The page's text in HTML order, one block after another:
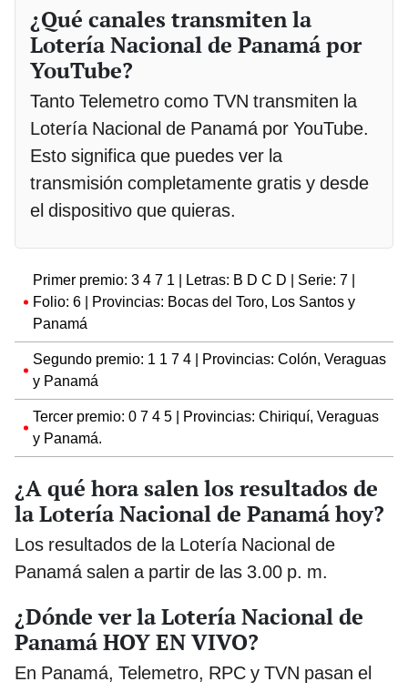
¿Qué canales transmiten la
Lotería Nacional de Panamá por
YouTube?
Tanto Telemetro como TVN transmiten la
Lotería Nacional de Panamá por YouTube.
Esto significa que puedes ver la
transmisión completamente gratis y desde
el dispositivo que quieras.
Primer premio: 3 4 7 1 | Letras: B D C D | Serie: 7 |
Folio: 6 | Provincias: Bocas del Toro, Los Santos y
Panamá
Segundo premio: 1 1 7 4 | Provincias: Colón, Veraguas
y Panamá
Tercer premio: 0 7 4 5 | Provincias: Chiriquí, Veraguas
y Panamá.
¿A qué hora salen los resultados de
la Lotería Nacional de Panamá hoy?
Los resultados de la Lotería Nacional de
Panamá salen a partir de las 3.00 p. m.
¿Dónde ver la Lotería Nacional de
Panamá HOY EN VIVO?
En Panamá, Telemetro, RPC y TVN pasan el